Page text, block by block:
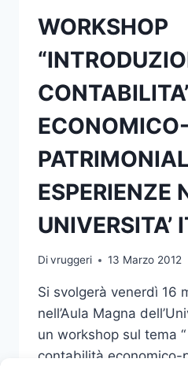
WORKSHOP
CONTABILITA’
ECONOMICO-
ESPERIENZE
UNIVERSITA’
Divruggeri 13 Marzo 2012
Si svolgerà venerdì 16
nell’Aula Magna
un workshop sul tema
contabilità economico-